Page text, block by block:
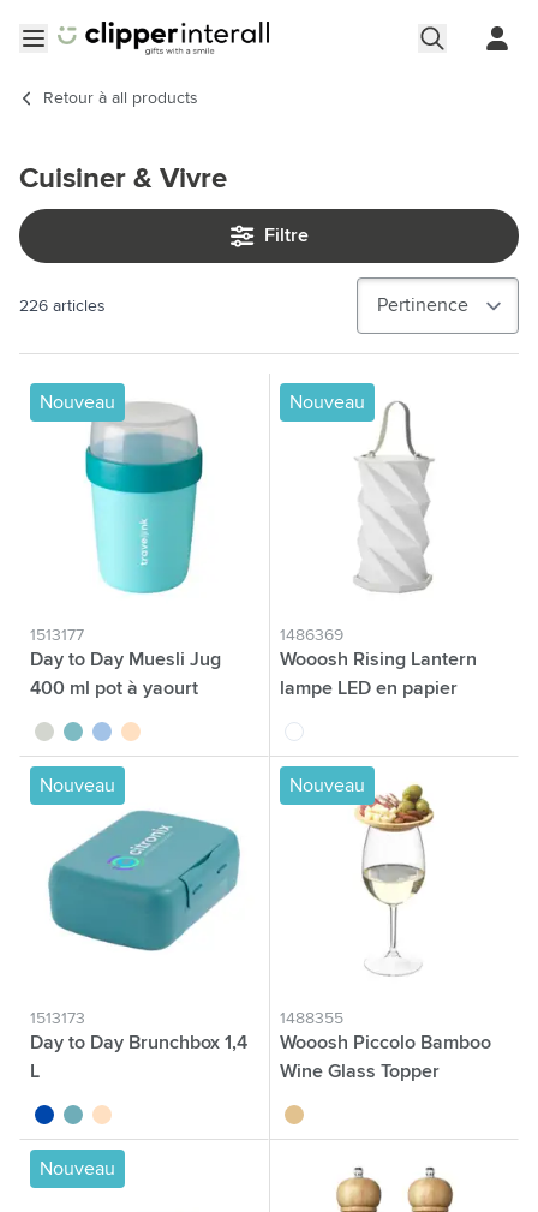
Retour à all products
Cuisiner & Vivre
Filtre
226 articles
Nouveau
1513177
Day to Day Muesli Jug
400 ml pot à yaourt
vert tilleul
vert bleu beige
Nouveau
1486369
Wooosh Rising Lantern
lampe LED en papier
blanc
Nouveau
1513173
Day to Day Brunchbox 1,4
L
bleu cobalt
vert beige
Nouveau
1488355
Wooosh Piccolo Bamboo
Wine Glass Topper
brun bois
Nouveau